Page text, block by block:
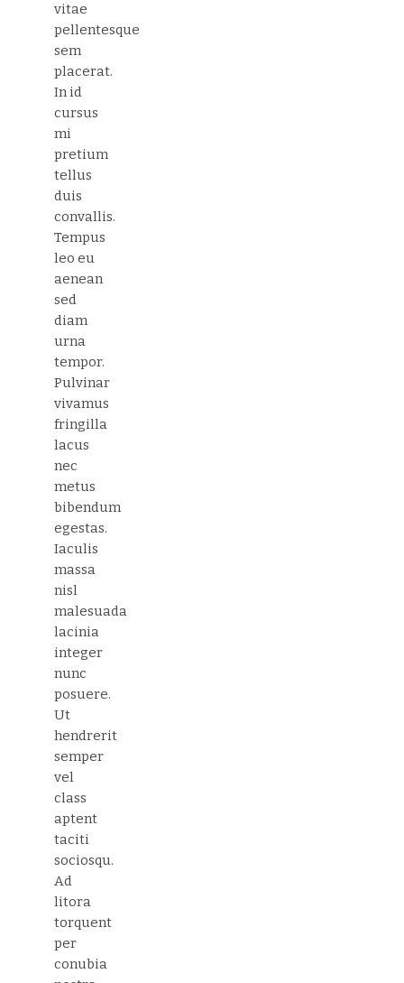
vitae
pellentesque
sem
placerat.
In id
cursus
mi
pretium
tellus
duis
convallis.
Tempus
leo eu
aenean
sed
diam
urna
tempor.
Pulvinar
vivamus
fringilla
lacus
nec
metus
bibendum
egestas.
Iaculis
massa
nisl
malesuada
lacinia
integer
nunc
posuere.
Ut
hendrerit
semper
vel
class
aptent
taciti
sociosqu.
Ad
litora
torquent
per
conubia